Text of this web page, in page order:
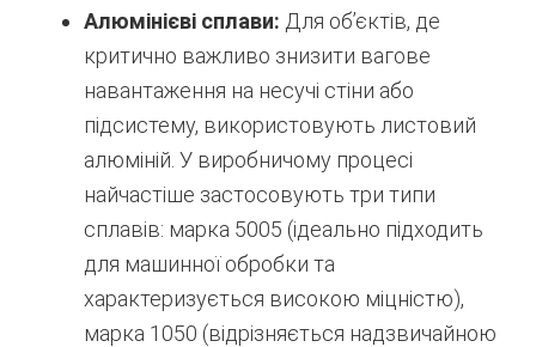
Алюмінієві сплави: Для об’єктів, де
критично важливо знизити вагове
навантаження на несучі стіни або
підсистему, використовують листовий
алюміній. У виробничому процесі
найчастіше застосовують три типи
сплавів: марка 5005 (ідеально підходить
для машинної обробки та
характеризується високою міцністю),
марка 1050 (відрізняється надзвичайною